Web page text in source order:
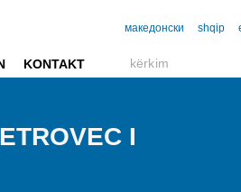
македонски shqip
KONTAKT
I